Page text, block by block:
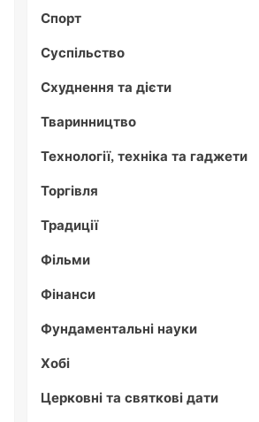
Спорт
Суспільство
Схуднення та дієти
Тваринництво
Технології, техніка та гаджети
Торгівля
Традиції
Фільми
Фінанси
Фундаментальні науки
Хобі
Церковні та святкові дати